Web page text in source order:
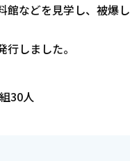
館などを見学し、被爆し
しました。
30人